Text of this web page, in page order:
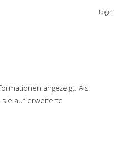
Login
angezeigt. Als
sie auf erweiterte